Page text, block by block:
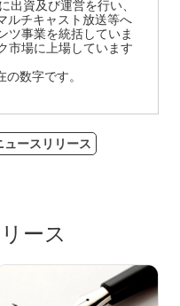
出資及び運営を行い、
ルチキャスト放送等へ
ツ事業を統括していま
市場に上場しています
数字です。
ュースリリース
ース